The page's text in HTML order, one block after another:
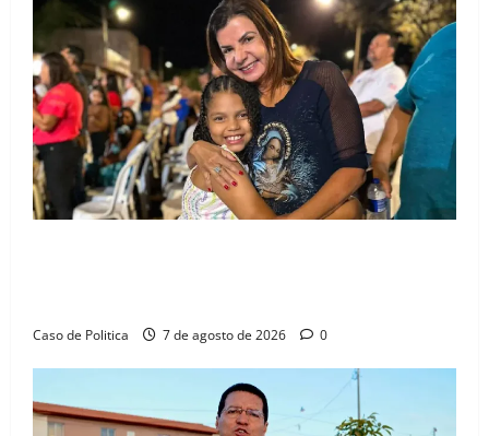
Caso de Politica 7 de agosto de 2026 0